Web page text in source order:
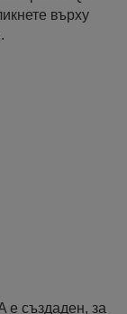
върху
е създаден, за